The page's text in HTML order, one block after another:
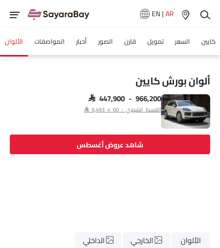
EN|AR
كايين السعر تمويل قارن الصور أخبار المواصفات الألوان
ألوان بورش كايين
SAR 447,900 - 966,200
القسط الشهري : SAR 6,493 x 60
شاهد عروض أغسطس
الألوان الخارجي الداخلي